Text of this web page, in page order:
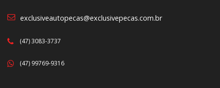
exclusiveautopecas@exclusivepecas.com.br
(47) 3083-3737
(47) 99769-9316